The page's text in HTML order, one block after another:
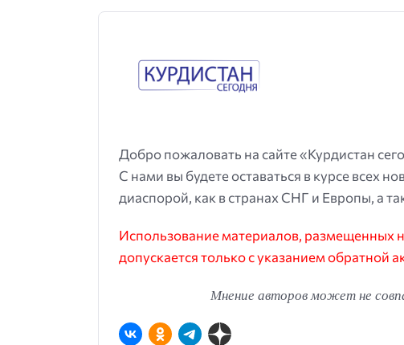
Добро пожаловать на сайте «Курдистан
С нами вы будете оставаться в курсе всех
диаспорой, как в странах СНГ и Европы, а
Использование материалов, размещенных
допускается только с указанием обратной
Мнение авторов может не